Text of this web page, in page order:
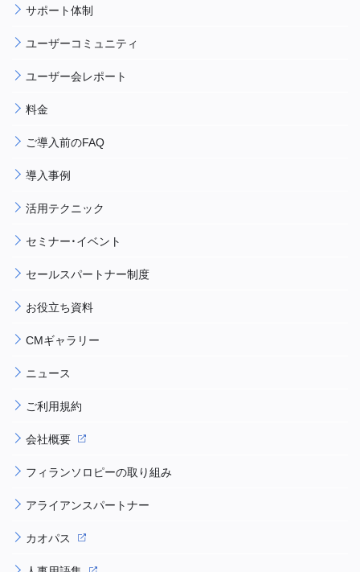
サポート体制
ユーザーコミュニティ
ユーザー会レポート
料金
ご導入前のFAQ
導入事例
活用テクニック
セミナー・イベント
セールスパートナー制度
お役立ち資料
CMギャラリー
ニュース
ご利用規約
会社概要
フィランソロピーの取り組み
アライアンスパートナー
カオパス